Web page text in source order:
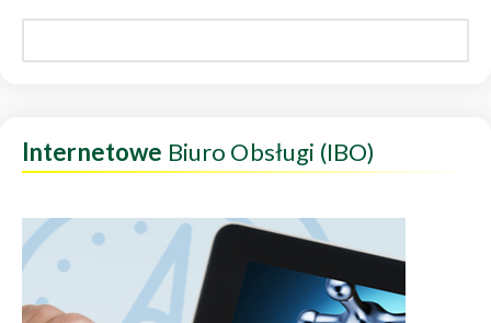
Internetowe Biuro Obsługi (IBO)